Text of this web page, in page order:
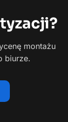
montażu
biurze.